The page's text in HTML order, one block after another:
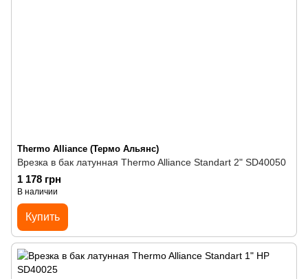
Thermo Alliance (Термо Альянс)
Врезка в бак латунная Thermo Alliance Standart 2" SD40050
1 178 грн
В наличии
Купить